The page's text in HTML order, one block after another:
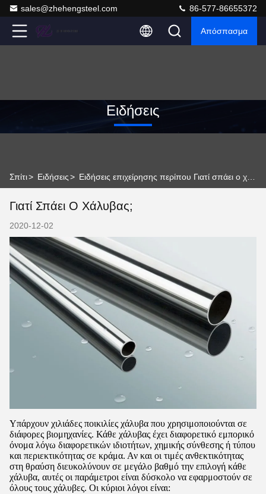
sales@zhehengsteel.com 86-577-86655372
Απόσπασμα
Ειδήσεις
Σπίτι> Ειδήσεις>
Γιατί Σπάει Ο Χάλυβας;
2020-12-02
Υπάρχουν χιλιάδες ποικιλίες χάλυβα που χρησιμοποιούνται σε
διάφορες βιομηχανίες. Κάθε χάλυβας έχει διαφορετικό εμπορικό
όνομα λόγω διαφορετικών ιδιοτήτων, χημικής σύνθεσης ή τύπου
και περιεκτικότητας σε κράμα. Αν και οι τιμές ανθεκτικότητας
στη θραύση διευκολύνουν σε μεγάλο βαθμό την επιλογή κάθε
χάλυβα, αυτές οι παράμετροι είναι δύσκολο να εφαρμοστούν σε
όλους τους χάλυβες. Οι κύριοι λόγοι είναι: